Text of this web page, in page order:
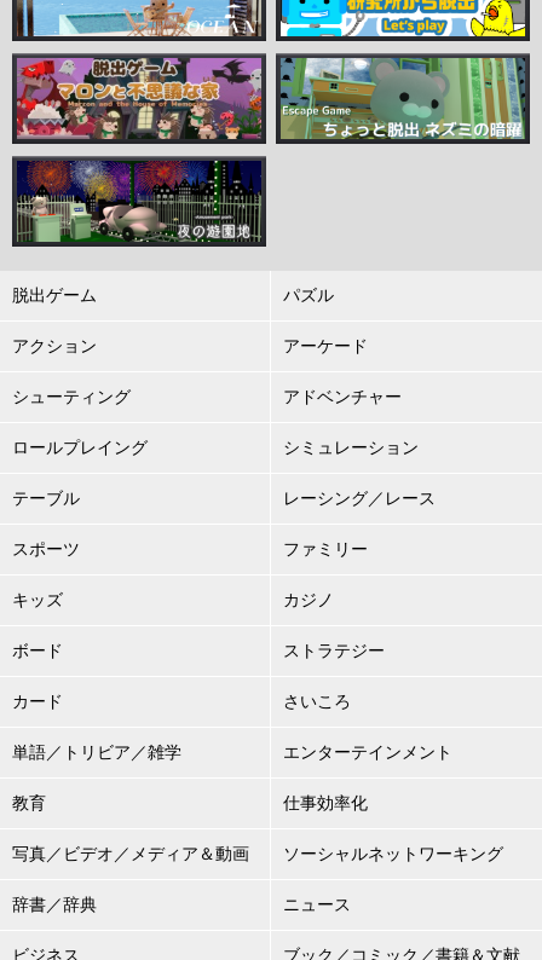
脱出ゲーム パズル
アクション アーケード
シューティング アドベンチャー
ロールプレイング シミュレーション
テーブル レーシング／レース
スポーツ ファミリー
キッズ カジノ
ボード ストラテジー
カード さいころ
単語／トリビア／雑学 エンターテインメント
教育 仕事効率化
写真／ビデオ／メディア＆動画 ソーシャルネットワーキング
辞書／辞典 ニュース
ビジネス ブック／コミック／書籍＆文献